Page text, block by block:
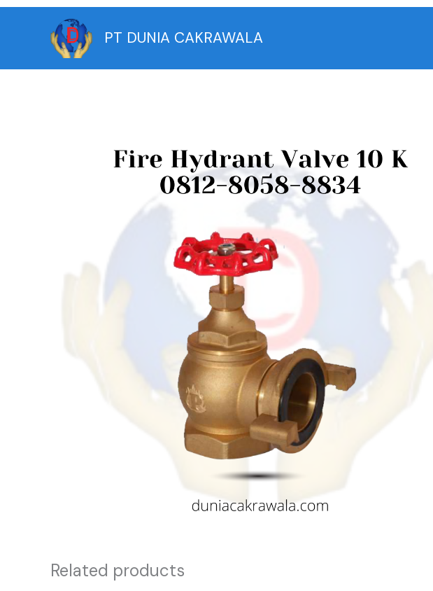
Skip
PT DUNIA CAKRAWALA
Related products